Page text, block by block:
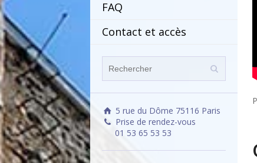
FAQ
Contact et accès
5 rue du Dôme 75116 Paris
Prise de rendez-vous
01 53 65 53 53